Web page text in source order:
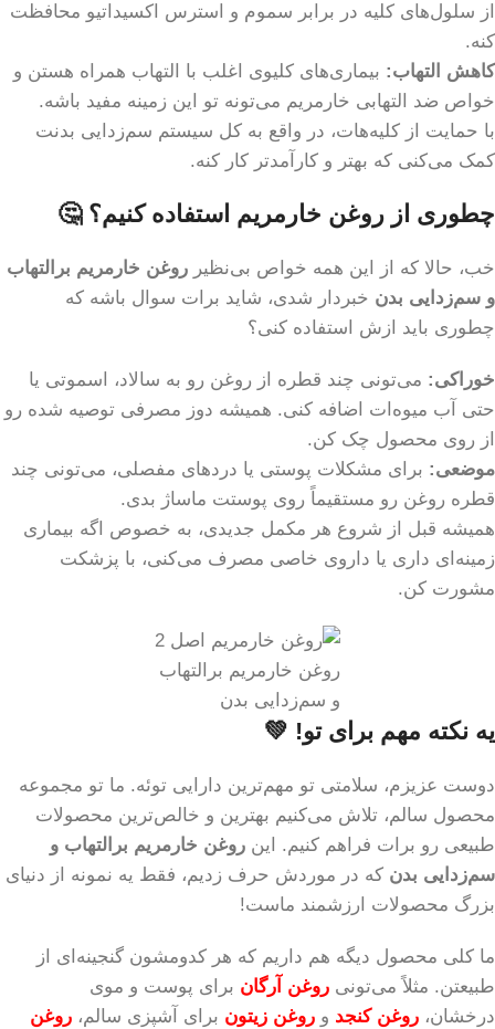
از سلول‌های کلیه در برابر سموم و استرس اکسیداتیو محافظت
کنه.
کاهش التهاب: بیماری‌های کلیوی اغلب با التهاب همراه هستن و
خواص ضد التهابی خارمریم می‌تونه تو این زمینه مفید باشه.
با حمایت از کلیه‌هات، در واقع به کل سیستم سم‌زدایی بدنت
کمک می‌کنی که بهتر و کارآمدتر کار کنه.
چطوری از روغن خارمریم استفاده کنیم؟ 🤔
خب، حالا که از این همه خواص بی‌نظیر روغن خارمریم برالتهاب
و سم‌زدایی بدن خبردار شدی، شاید برات سوال باشه که
چطوری باید ازش استفاده کنی؟
خوراکی: می‌تونی چند قطره از روغن رو به سالاد، اسموتی یا
حتی آب میوه‌ات اضافه کنی. همیشه دوز مصرفی توصیه شده رو
از روی محصول چک کن.
موضعی: برای مشکلات پوستی یا دردهای مفصلی، می‌تونی چند
قطره روغن رو مستقیماً روی پوستت ماساژ بدی.
همیشه قبل از شروع هر مکمل جدیدی، به خصوص اگه بیماری
زمینه‌ای داری یا داروی خاصی مصرف می‌کنی، با پزشکت
مشورت کن.
روغن خارمریم برالتهاب
و سم‌زدایی بدن
یه نکته مهم برای تو! 💚
دوست عزیزم، سلامتی تو مهم‌ترین دارایی توئه. ما تو مجموعه
محصول سالم، تلاش می‌کنیم بهترین و خالص‌ترین محصولات
طبیعی رو برات فراهم کنیم. این روغن خارمریم برالتهاب و
سم‌زدایی بدن که در موردش حرف زدیم، فقط یه نمونه از دنیای
بزرگ محصولات ارزشمند ماست!
ما کلی محصول دیگه هم داریم که هر کدومشون گنجینه‌ای از
طبیعتن. مثلاً می‌تونی روغن آرگان برای پوست و موی
درخشان، روغن کنجد و روغن زیتون برای آشپزی سالم، روغن